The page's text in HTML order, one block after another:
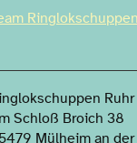
Ruhr
Schloß Broich 38
Mülheim an der